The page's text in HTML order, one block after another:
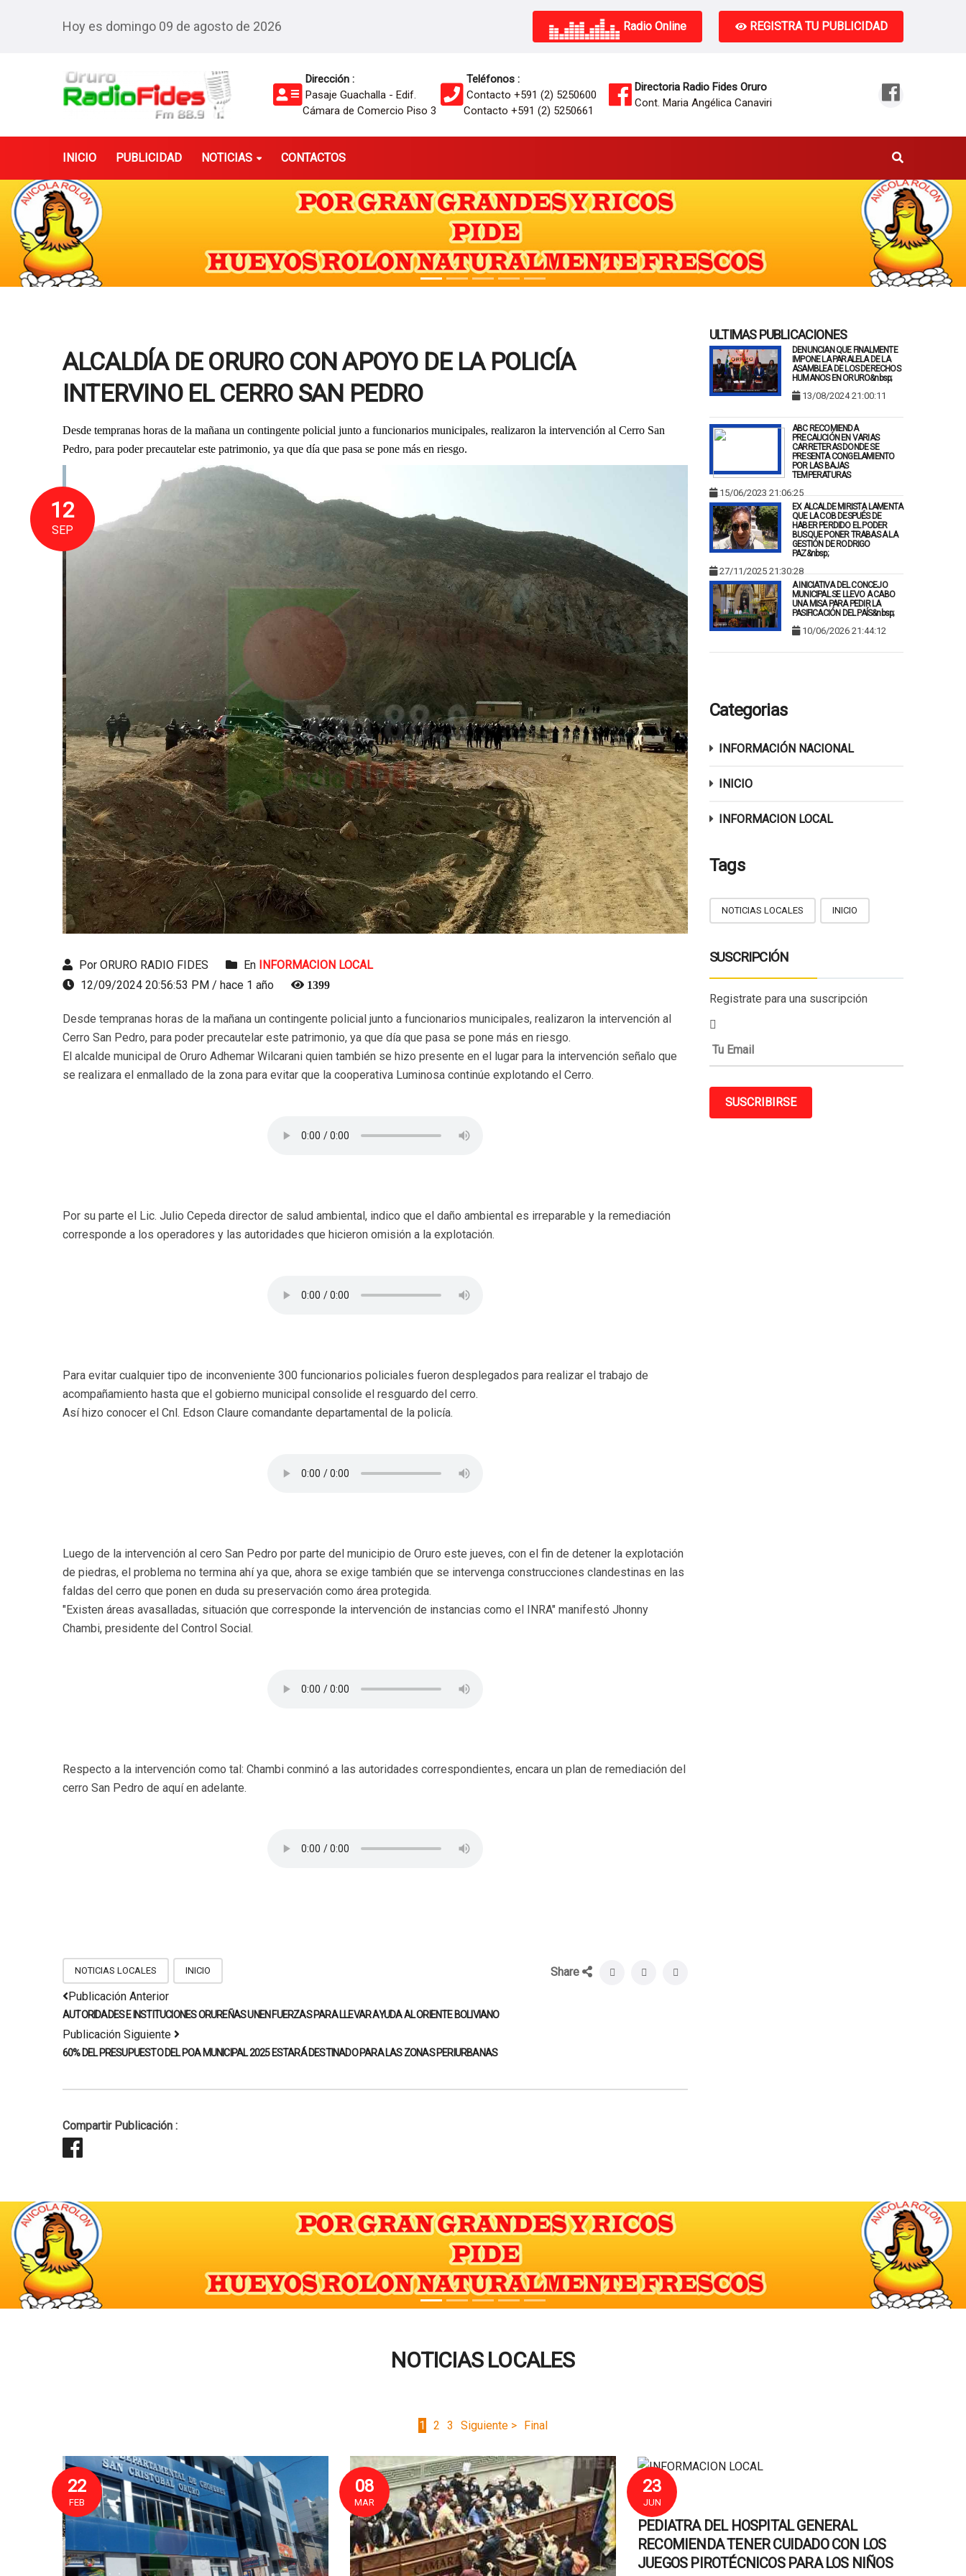
Hoy es domingo 09 de agosto de 2026 Radio Online REGISTRA TU PUBLICIDAD
Dirección :
Pasaje Guachalla - Edif.
Cámara de Comercio Piso 3
Teléfonos :
Contacto +591 (2) 5250600
Contacto +591 (2) 5250661
Directoria Radio Fides Oruro
Cont. Maria Angélica Canaviri
INICIO PUBLICIDAD NOTICIAS CONTACTOS
ALCALDÍA DE ORURO CON APOYO DE LA POLICÍA
INTERVINO EL CERRO SAN PEDRO
Desde tempranas horas de la mañana un contingente policial junto a funcionarios municipales, realizaron la intervención al Cerro San
Pedro, para poder precautelar este patrimonio, ya que día que pasa se pone más en riesgo.
12
SEP
Por ORURO RADIO FIDES En INFORMACION LOCAL
12/09/2024 20:56:53 PM / hace 1 año
1399
Desde tempranas horas de la mañana un contingente policial junto a funcionarios municipales, realizaron la intervención al
Cerro San Pedro, para poder precautelar este patrimonio, ya que día que pasa se pone más en riesgo.
El alcalde municipal de Oruro Adhemar Wilcarani quien también se hizo presente en el lugar para la intervención señalo que
se realizara el enmallado de la zona para evitar que la cooperativa Luminosa continúe explotando el Cerro.
Por su parte el Lic. Julio Cepeda director de salud ambiental, indico que el daño ambiental es irreparable y la remediación
corresponde a los operadores y las autoridades que hicieron omisión a la explotación.
Para evitar cualquier tipo de inconveniente 300 funcionarios policiales fueron desplegados para realizar el trabajo de
acompañamiento hasta que el gobierno municipal consolide el resguardo del cerro.
Así hizo conocer el Cnl. Edson Claure comandante departamental de la policía.
Luego de la intervención al cero San Pedro por parte del municipio de Oruro este jueves, con el fin de detener la explotación
de piedras, el problema no termina ahí ya que, ahora se exige también que se intervenga construcciones clandestinas en las
faldas del cerro que ponen en duda su preservación como área protegida.
"Existen áreas avasalladas, situación que corresponde la intervención de instancias como el INRA" manifestó Jhonny
Chambi, presidente del Control Social.
Respecto a la intervención como tal: Chambi conminó a las autoridades correspondientes, encara un plan de remediación del
cerro San Pedro de aquí en adelante.
NOTICIAS LOCALES INICIO
Share
Publicación Anterior
AUTORIDADES E INSTITUCIONES ORUREÑAS UNEN FUERZAS PARA LLEVAR AYUDA AL ORIENTE BOLIVIANO
Publicación Siguiente
60% DEL PRESUPUESTO DEL POA MUNICIPAL 2025 ESTARÁ DESTINADO PARA LAS ZONAS PERIURBANAS
Compartir Publicación :
ULTIMAS PUBLICACIONES
DENUNCIAN QUE FINALMENTE
IMPONE LA PARALELA DE LA
ASAMBLEA DE LOS DERECHOS
HUMANOS EN ORURO&nbsp;
13/08/2024 21:00:11
ABC RECOMIENDA
PRECAUCIÓN EN VARIAS
CARRETERAS DONDE SE
PRESENTA CONGELAMIENTO
POR LAS BAJAS
TEMPERATURAS
15/06/2023 21:06:25
EX ALCALDE MIRISTA LAMENTA
QUE LA COB DESPUÉS DE
HABER PERDIDO EL PODER
BUSQUE PONER TRABAS A LA
GESTIÓN DE RODRIGO
PAZ&nbsp;
27/11/2025 21:30:28
A INICIATIVA DEL CONCEJO
MUNICIPAL SE LLEVO A CABO
UNA MISA PARA PEDIR LA
PASIFICACIÓN DEL PAÍS&nbsp;
10/06/2026 21:44:12
Categorias
INFORMACIÓN NACIONAL
INICIO
INFORMACION LOCAL
Tags
NOTICIAS LOCALES INICIO
SUSCRIPCIÓN
Registrate para una suscripción
SUSCRIBIRSE
NOTICIAS LOCALES
1 2 3 Siguiente > Final
22
FEB
08
MAR
23
JUN
PEDIATRA DEL HOSPITAL GENERAL
RECOMIENDA TENER CUIDADO CON LOS
JUEGOS PIROTÉCNICOS PARA LOS NIÑOS